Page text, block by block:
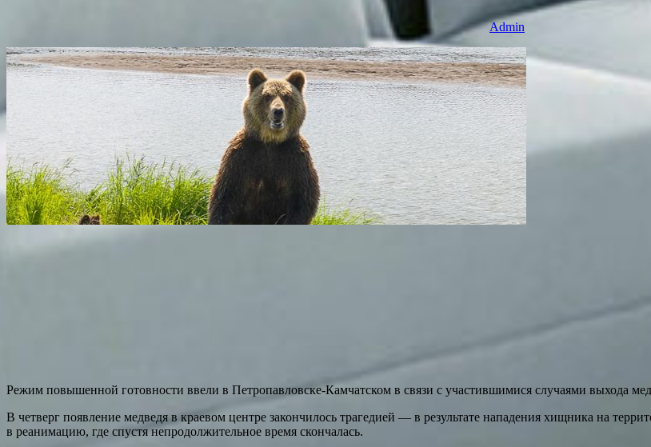
Admin
Режим повышенной готовности ввели в Петропавловске-Камчатском в связи с участившимися случаями выхода
В четверг появление медведя в краевом центре закончилось трагедией — в результате нападения хищника на
в реанимацию, где спустя непродолжительное время скончалась.